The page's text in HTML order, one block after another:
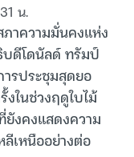
น.
าความมั่นคงแห่ง
บดีโดนัลด์ ทรัมป์
รประชุมสุดยอ
ในช่วงฤดูใบไม้
ยังคงแสดงความ
ลีเหนืออย่างต่อ